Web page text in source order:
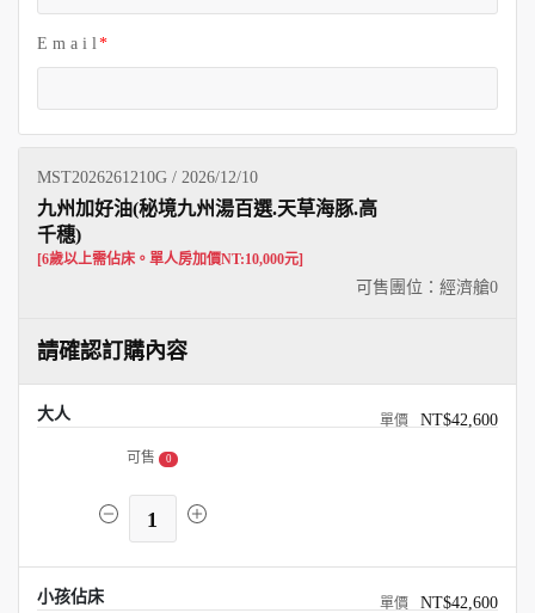
E m a i l
MST2026261210G / 2026/12/10
可售團位：經濟艙0
九州加好油(秘境九州湯百選.天草海豚.高
千穗)
[6歲以上需佔床。單人房加價NT:10,000元]
請確認訂購內容
大人 NT$42,600
可售 0
1
小孩佔床 NT$42,600